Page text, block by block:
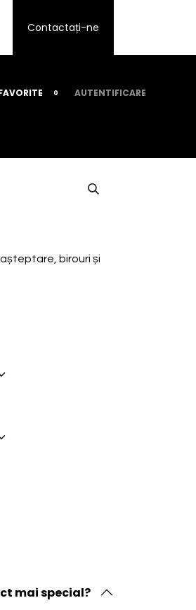
Contactați-ne
0 AUTENTIFICARE
birouri și
mai special?